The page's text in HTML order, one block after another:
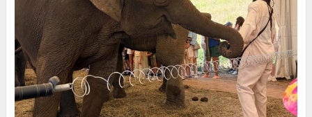
2 Обсудить Обсудить